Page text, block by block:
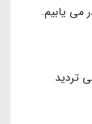
مى يابيم.
ترديد